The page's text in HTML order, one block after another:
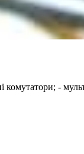
комутатори; -